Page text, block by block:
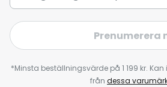
Prenumerera
*Minsta beställningsvärde på 1 199 kr.
från dessa